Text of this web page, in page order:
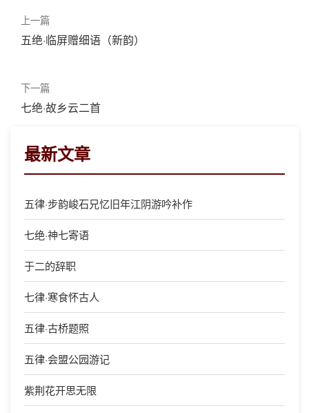
上一篇
五绝·临屏赠细语（新韵）
下一篇
七绝·故乡云二首
最新文章
五律·步韵峻石兄忆旧年江阴游吟补作
七绝·神七寄语
于二的辞职
七律·寒食怀古人
五律·古桥题照
五律·会盟公园游记
紫荆花开思无限